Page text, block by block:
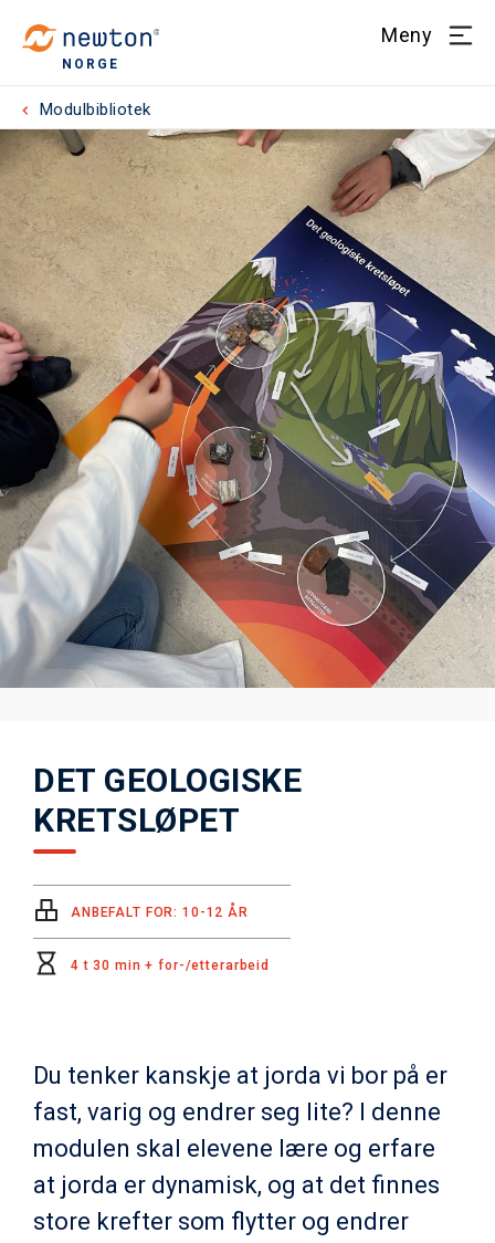
NORGE
Meny
Modulbibliotek
DET GEOLOGISKE
KRETSLØPET
ANBEFALT FOR: 10-12 ÅR
4 t 30 min + for-/etterarbeid
Du tenker kanskje at jorda vi bor på er
fast, varig og endrer seg lite? I denne
modulen skal elevene lære og erfare
at jorda er dynamisk, og at det finnes
store krefter som flytter og endrer